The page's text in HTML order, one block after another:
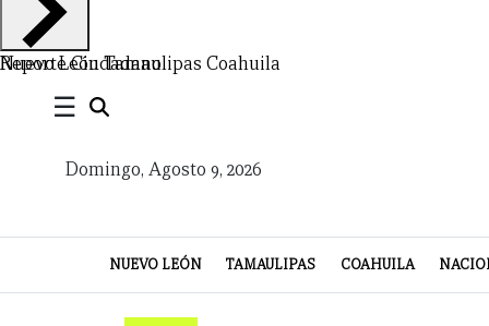
Nuevo LeónTamaulipas Coahuila
Reporte Ciudadano
☰
Domingo, Agosto 9, 2026
NUEVO LEÓN TAMAULIPAS COAHUILA
NUEVO
LEÓN
TAMAULIPAS
COAHUILA
NACIONAL
INTERNACIONAL
FINANZAS
OPINIÓN
DEPORTES
ESPECTÁCULOS
TENDENCIA
ESTILO
DE
VIDA
PODCAST
CONTACTO
NEWSLETTER
HEMEROTECA
SUPLEMENTOS